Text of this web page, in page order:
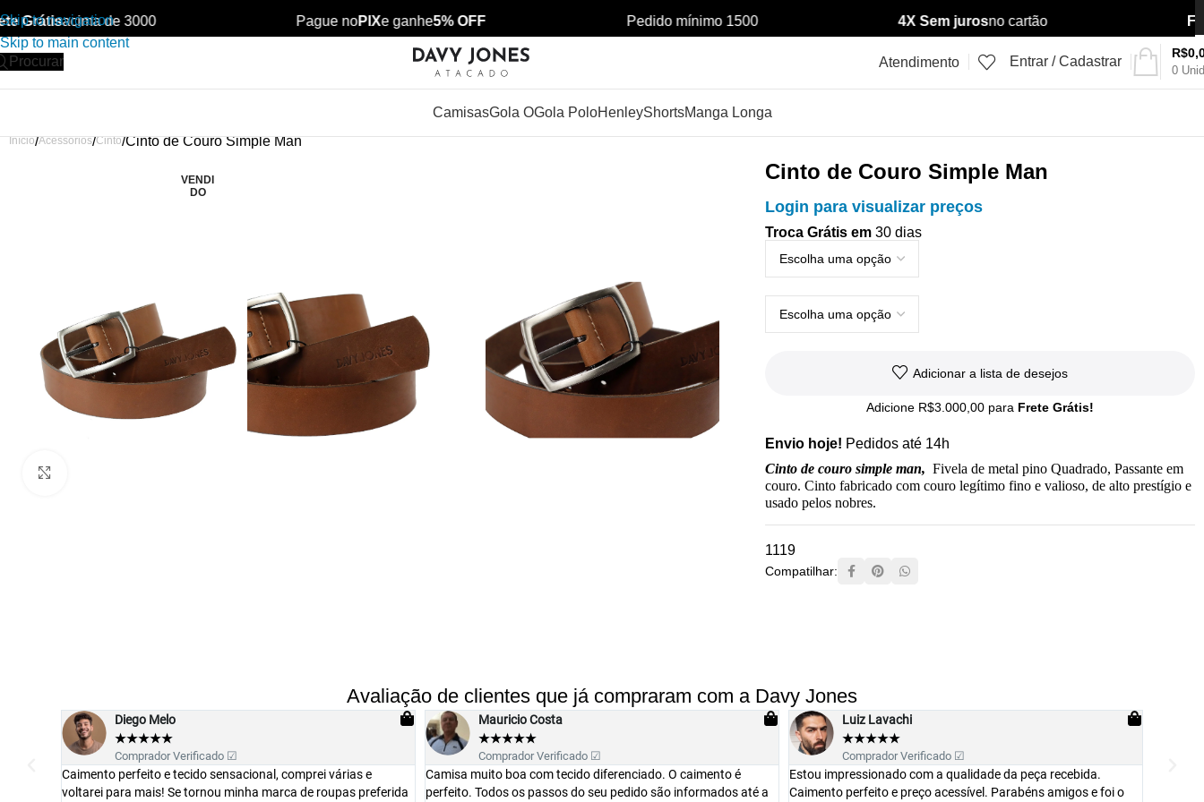
Skip to navigation
Skip to main content
Grátisacima de 3000 Pague noPIX e ganhe5% OFF Pedido mínimo 1500 4X Sem jurosno cartão
Procurar Atendimento Entrar / Cadastrar
0 Unid
R$
CamisasGola OGola PoloHenleyShortsManga Longa
Início Acessórios Cinto Cinto de Couro Simple Man
VENDI
DO
Cinto de Couro Simple Man
Login para visualizar preços
Troca Grátis em 30 dias
Adicionar a lista de desejos
Adicione R$3.000,00 para Frete Grátis!
Envio hoje! Pedidos até 14h
Cinto de couro simple man, Fivela de metal pino Quadrado, Passante em
couro. Cinto fabricado com couro legítimo fino e valioso, de alto prestígio e
usado pelos nobres.
1119
Compatilhar:
Avaliação de clientes que já compraram com a Davy Jones
Mauricio Costa
★★★★
Comprador Verificado ☑
Camisa muito boa com tecido diferenciado. O caimento é
perfeito. Todos os passos do seu pedido são informados até a
Luiz Lavachi
★★★★
Comprador Verificado ☑
Estou impressionado com a qualidade da peça recebida.
Caimento perfeito e preço acessível. Parabéns amigos e foi o
Eduardo dos Santos
★★★★
Comprador Verificado ✔
O Interessante desta camiseta é que apesar del ser básica, não
parece ser. Ela modela o corpo. Nunca tive uma básica tão